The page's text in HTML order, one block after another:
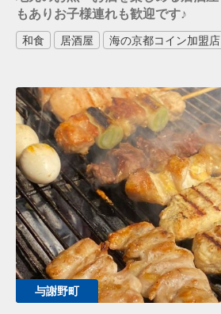
もありお子様連れも歓迎です♪
和食 居酒屋 海の京都コイン加盟店
与謝野町